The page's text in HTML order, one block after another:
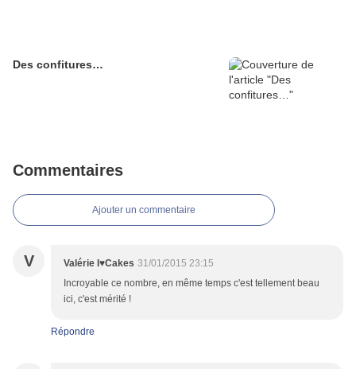
Des confitures…
Commentaires
Ajouter un commentaire
V Valérie I♥Cakes 31/01/2015 23:15
Incroyable ce nombre, en même temps c'est tellement beau
ici, c'est mérité !
Répondre